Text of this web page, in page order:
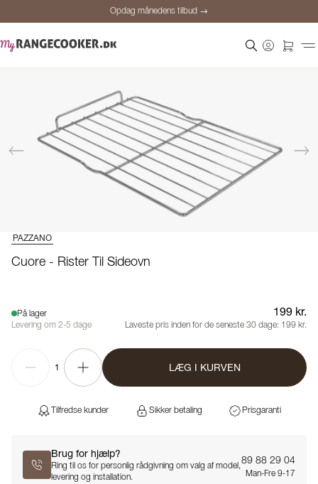
Opdag månedens tilbud →
Personlig rådgivning
Opdag månedens tilbud →
PAZZANO
Cuore - Rister Til Sideovn
På lager
Levering om 2-5 dage
199 kr.
Laveste pris inden for de seneste 30 dage: 199 kr.
1 LÆG I KURVEN
Tilfredse kunder Sikker betaling Prisgaranti
Brug for hjælp?
Ring til os for personlig rådgivning om valg af model,
levering og installation.
89 88 29 04
Man-Fre 9-17